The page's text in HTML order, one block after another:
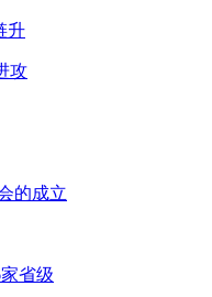
升
攻
的成立
省级